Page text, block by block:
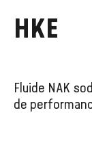
HKE
Fluide NAK
de